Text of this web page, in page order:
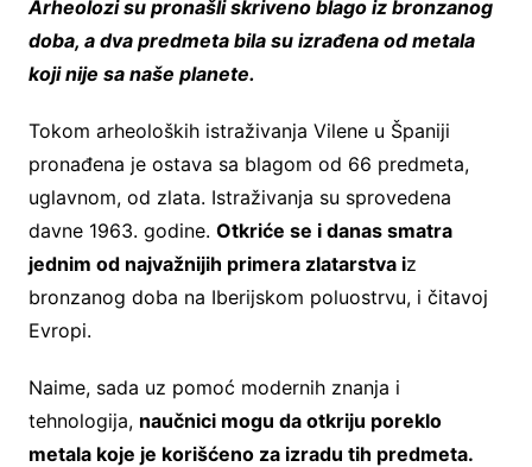
Arheolozi su pronašli skriveno blago iz bronzanog
doba, a dva predmeta bila su izrađena od metala
koji nije sa naše planete.
Tokom arheoloških istraživanja Vilene u Španiji
pronađena je ostava sa blagom od 66 predmeta,
uglavnom, od zlata. Istraživanja su sprovedena
davne 1963. godine. Otkriće se i danas smatra
jednim od najvažnijih primera zlatarstva iz
bronzanog doba na Iberijskom poluostrvu, i čitavoj
Evropi.
Naime, sada uz pomoć modernih znanja i
tehnologija, naučnici mogu da otkriju poreklo
metala koje je korišćeno za izradu tih predmeta.